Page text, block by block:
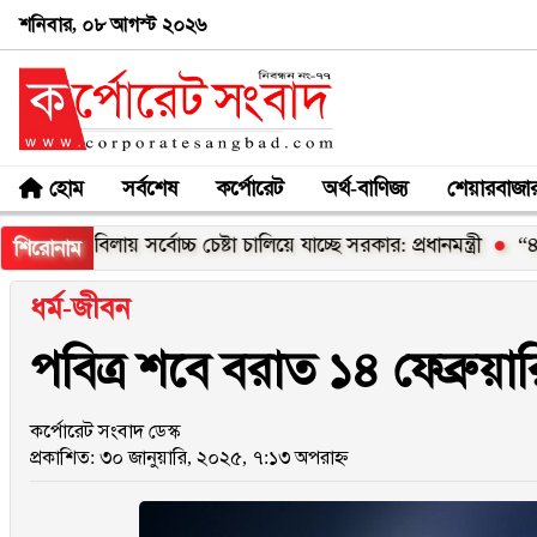
শনিবার, ০৮ আগস্ট ২০২৬
হোম সর্বশেষ কর্পোরেট অর্থ-বাণিজ্য
শিরোনামসর্বোচ্চ চেষ্টা চালিয়ে যাচ্ছে সরকার: প্রধানমন্ত্রী “৪র্থ
ধর্ম-জীবন
পবিত্র শবে বরাত ১৪
কর্পোরেট সংবাদ ডেস্ক
প্রকাশিত: ৩০ জানুয়ারি, ২০২৫, ৭:১৩ অপরাহ্ন